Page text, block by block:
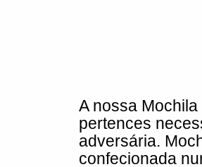
A nossa
pertences
adversária.
confecionada